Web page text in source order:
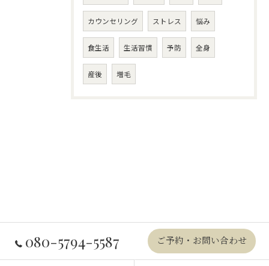
カウンセリング ストレス 悩み
食生活 生活習慣 予防 全身
産後 増毛
080-5794-5587 ご予約・お問い合わせ